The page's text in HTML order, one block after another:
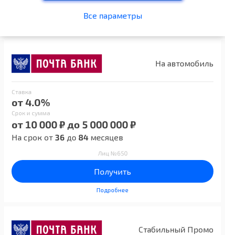
Все параметры
На автомобиль
Ставка
от 4.0%
Срок и сумма
от 10 000 ₽ до 5 000 000 ₽
На срок от 36 до 84 месяцев
Лиц №650
Получить
Подробнее
Стабильный Промо